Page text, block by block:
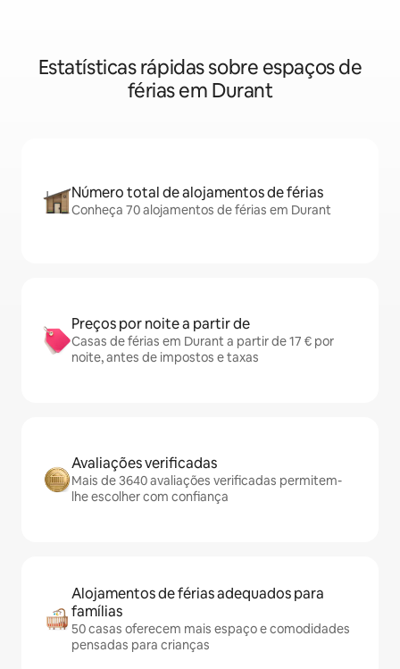
Estatísticas rápidas sobre espaços de
férias em Durant
Número total de alojamentos de férias
Conheça 70 alojamentos de férias em Durant
Preços por noite a partir de
Casas de férias em Durant a partir de 17 € por
noite, antes de impostos e taxas
Avaliações verificadas
Mais de 3640 avaliações verificadas permitem-
lhe escolher com confiança
Alojamentos de férias adequados para
famílias
50 casas oferecem mais espaço e comodidades
pensadas para crianças